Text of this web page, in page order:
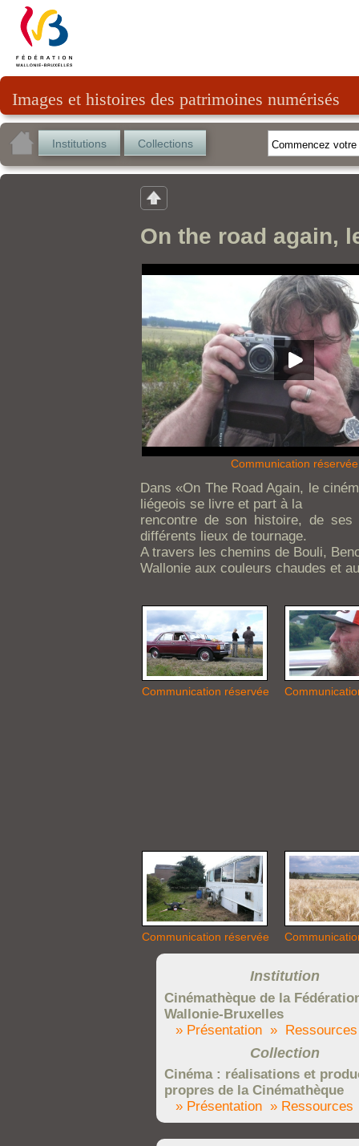
Images et histoires des patrimoines numérisés
Institutions Collections
On the road again,
Communication réservée
Dans «On The Road Again, le
liégeois se livre et part à la
rencontre de son histoire, de
différents lieux de tournage.
A travers les chemins de Bouli,
Wallonie aux couleurs chaudes et
Communication réservée
Communication réservée
Institution
Cinémathèque de la
Wallonie-Bruxelles
» Présentation » Ressources
Collection
Cinéma : réalisations et
propres de la Cinémathèque
» Présentation » Ressources